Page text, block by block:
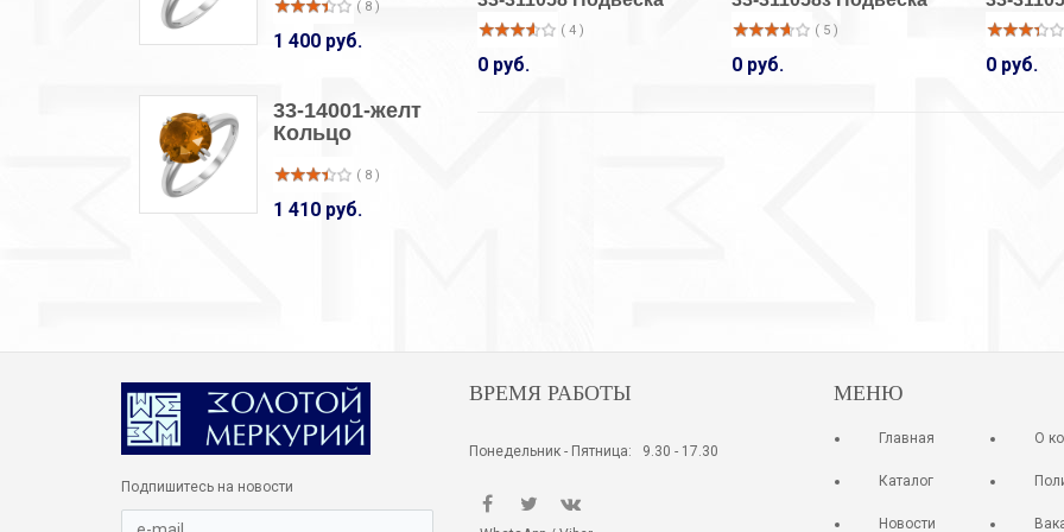
( 8 )
1 400 руб.
33-14001-желт
Кольцо
( 8 )
1 410 руб.
( 3 )
2 050 руб.
( 4 )
0 руб.
( 5 )
0 руб. 0 руб.
Подпишитесь на новости
ВРЕМЯ РАБОТЫ
Понедельник - Пятница: 9.30 - 17.30
МЕНЮ
Главная
Каталог
Новости
О